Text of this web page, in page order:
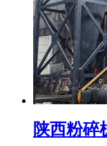
陕西粉碎